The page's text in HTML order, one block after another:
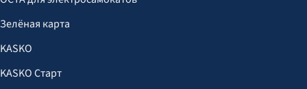
Зелёная карта
KASKO
KASKO Старт